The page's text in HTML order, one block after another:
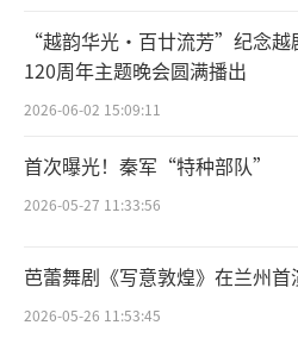
市文旅局、市文物
委、市商务局、市统计
气象局、中国人民抗日
纪念馆、香山公园管理
城、西城、朝阳、海淀
沟、房山、通州、顺义、
网、北青网、北京时间、
条、抖音、快手、网易、
“越韵华光·百廿流芳”纪念越
120周年主题晚会圆满播出
2026-06-02 15:09:11
首次曝光！秦军“特种部队”
2026-05-27 11:33:56
芭蕾舞剧《写意敦煌》在兰州首
2026-05-26 11:53:45